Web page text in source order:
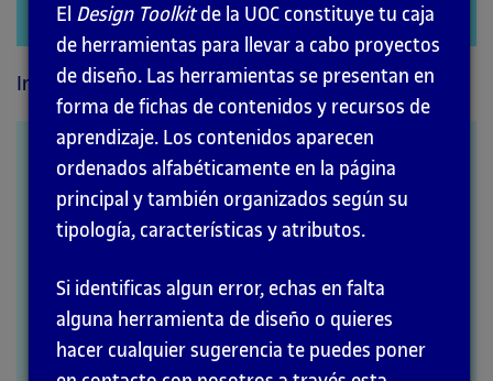
Abrir
modal
Inicio Métodos
Mapa de empatía
MÉTODOS
El Design Toolkitde la UOC constituye tu caja
de herramientas para llevar a cabo proyectos
de diseño. Las herramientas se presentan en
forma de fichas de contenidos y recursos de
aprendizaje. Los contenidos aparecen
ordenados alfabéticamente en la página
principal y también organizados según su
tipología, características y atributos.
Si identificas algun error, echas en falta
alguna herramienta de diseño o quieres
hacer cualquier sugerencia te puedes poner